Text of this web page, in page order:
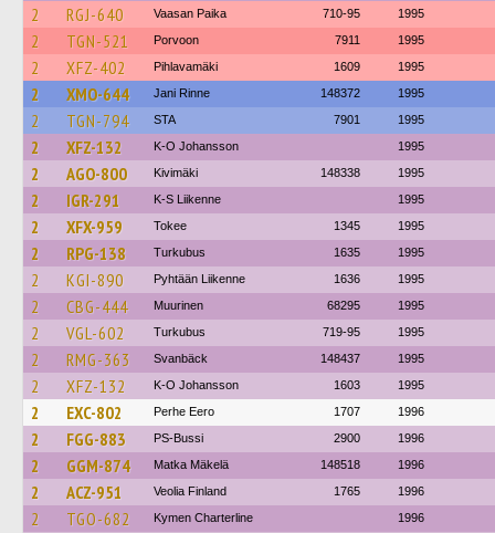
2 RGJ-640 Vaasan Paika 710-95 1995
2 TGN-521 Porvoon 7911 1995
2 XFZ-402 Pihlavamäki 1609 1995
2 XMO-644 Jani Rinne 148372 1995
2 TGN-794 STA 7901 1995
2 XFZ-132 K-O Johansson 1995
2 AGO-800 Kivimäki 148338 1995
2 IGR-291 K-S Liikenne 1995
2 XFX-959 Tokee 1345 1995
2 RPG-138 Turkubus 1635 1995
2 KGI-890 Pyhtään Liikenne 1636 1995
2 CBG-444 Muurinen 68295 1995
2 VGL-602 Turkubus 719-95 1995
2 RMG-363 Svanbäck 148437 1995
2 XFZ-132 K-O Johansson 1603 1995
2 EXC-802 Perhe Eero 1707 1996
2 FGG-883 PS-Bussi 2900 1996
2 GGM-874 Matka Mäkelä 148518 1996
2 ACZ-951 Veolia Finland 1765 1996
2 TGO-682 Kymen Charterline 1996